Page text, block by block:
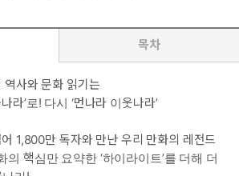
목차
사와 문화 읽기는
라’로! 다시 ‘먼나라 이웃나라’
1,800만 독자와 만난 우리 만화의 레전드
의 핵심만 요약한 ‘하이라이트’를 더해 더